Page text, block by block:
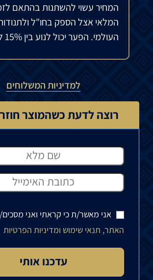
המחיר עשוי להשתנות בהתאם
המלאי אצל הספק בחו"ל
העולמי. הפער יכול לנוע בין 15% ל-35%.
למדיניות המשלוחים
רוצה לדעת כשהמוצר
אני מאשר/ת כי קראתי ואני
האתר, תנאי שימוש ומדיניות הפרטיות